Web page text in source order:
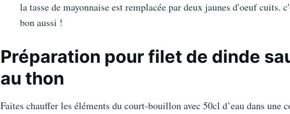
la tasse de mayonnaise est remplacée par deux jaunes d'oeuf cuits.
bon aussi !
Préparation pour filet de dinde
au thon
Faites chauffer les éléments du court-bouillon avec 50cl d’eau dans une